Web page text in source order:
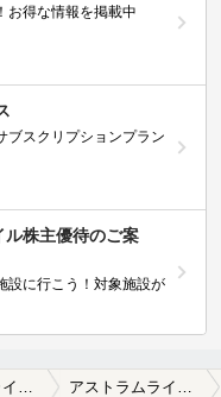
お得な情報を掲載中
ブスクリプションプラン
ル株主優待のご案
設に行こう！対象施設が